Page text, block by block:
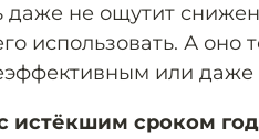
даже не ощутит
использовать. А
или
истёкшим сроком